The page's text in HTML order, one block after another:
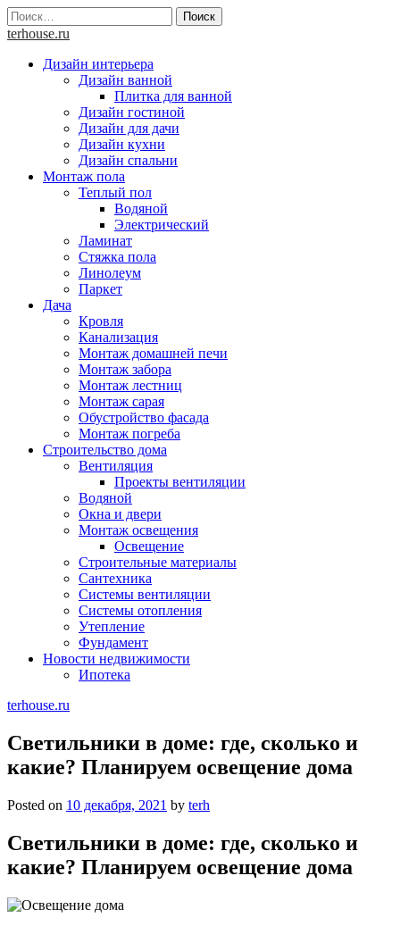
Skip
to
Найти:
terhouse.ru
Дизайн интерьера
Дизайн ванной
Плитка для ванной
Дизайн гостиной
Дизайн для дачи
Дизайн кухни
Дизайн спальни
Монтаж пола
Теплый пол
Водяной
Электрический
Ламинат
Стяжка пола
Линолеум
Паркет
Дача
Кровля
Канализация
Монтаж домашней печи
Монтаж забора
Монтаж лестниц
Монтаж сарая
Обустройство фасада
Монтаж погреба
Строительство дома
Вентиляция
Проекты вентиляции
Водяной
Окна и двери
Монтаж освещения
Освещение
Строительные материалы
Сантехника
Системы вентиляции
Системы отопления
Утепление
Фундамент
Новости недвижимости
Ипотека
terhouse.ru
Светильники в доме: где, сколько и
какие? Планируем освещение дома
Posted on 10 декабря, 2021 by terh
Светильники в доме: где, сколько и
какие? Планируем освещение дома